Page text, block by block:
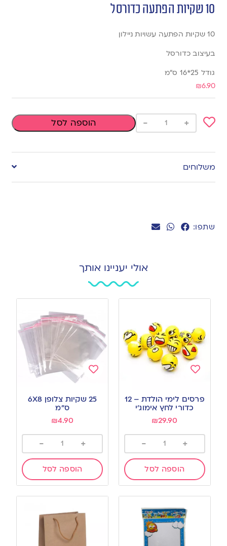
שתפו:
10 שקיות הפתעה כדורסל
10 שקיות הפתעה עשויות ניילון
בעיצוב כדורסל
גודל 25*16 ס”מ
₪6.90
to
wishlist
+
- הוספה לסל
משלוחים
אולי יעניינו אותך
to
wishlist
פרסים לימי הולדת – 12
כדורי לחץ אימוג׳י
₪29.90
+
-
הוספה לסל
to
wishlist
25 שקיות צלופן 6X8
ס”מ
₪4.90
+
-
הוספה לסל